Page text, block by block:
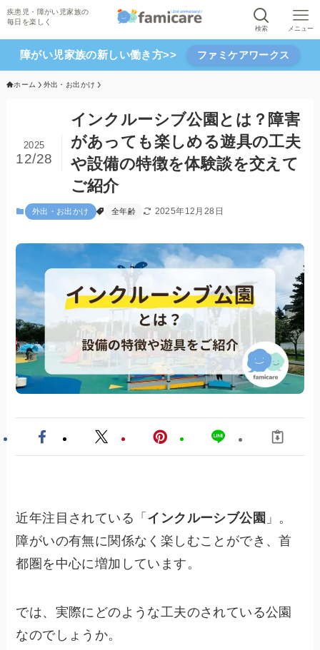
検索 メニュー
障がい児家族の新しい働き方>> ファミケアワークス
ホーム 外出・お出かけ
インクルーシブ公園とは？障害
があっても楽しめる遊具の工夫
や設備の特徴を体験談を交えて
ご紹介
2025
12/28
外出・お出かけ 全年齢 2025年12月28日
近年注目されている「 インクルーシブ公園 」。
障がいの有無に関係なく楽しむことができ、首
都圏を中心に増加しています。
では、実際にどのような工夫のされている公園
なのでしょうか。